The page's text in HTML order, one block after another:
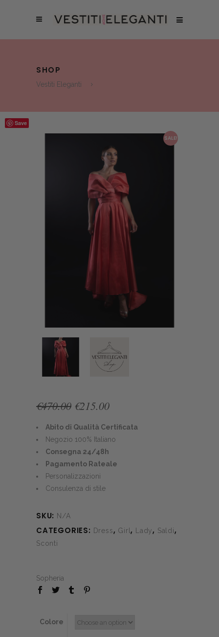
SHOP
Vestiti Eleganti
Save
SALE!
€470.00 Original
was:
€470.00.
€215.00Current
is:
€215.00.
Abito di Qualità Certificata
Negozio 100% Italiano
Consegna 24/48h
Pagamento Rateale
Personalizzazioni
Consulenza di stile
SKU: N/A
CATEGORIES: Dress, Girl , Lady, Saldi,
Sconti
Sopheria
Colore